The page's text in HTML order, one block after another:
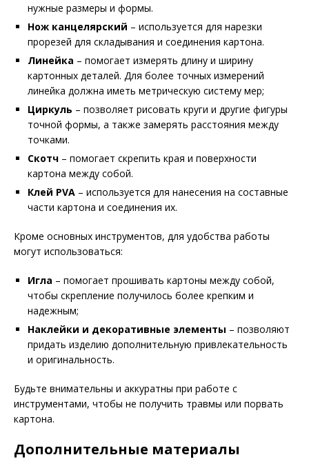
нужные размеры и формы.
Нож канцелярский – используется для нарезки
прорезей для складывания и соединения картона.
Линейка – помогает измерять длину и ширину
картонных деталей. Для более точных измерений
линейка должна иметь метрическую систему мер;
Циркуль – позволяет рисовать круги и другие фигуры
точной формы, а также замерять расстояния между
точками.
Скотч – помогает скрепить края и поверхности
картона между собой.
Клей PVA – используется для нанесения на составные
части картона и соединения их.
Кроме основных инструментов, для удобства работы
могут использоваться:
Игла – помогает прошивать картоны между собой,
чтобы скрепление получилось более крепким и
надежным;
Наклейки и декоративные элементы – позволяют
придать изделию дополнительную привлекательность
и оригинальность.
Будьте внимательны и аккуратны при работе с
инструментами, чтобы не получить травмы или порвать
картона.
Дополнительные материалы